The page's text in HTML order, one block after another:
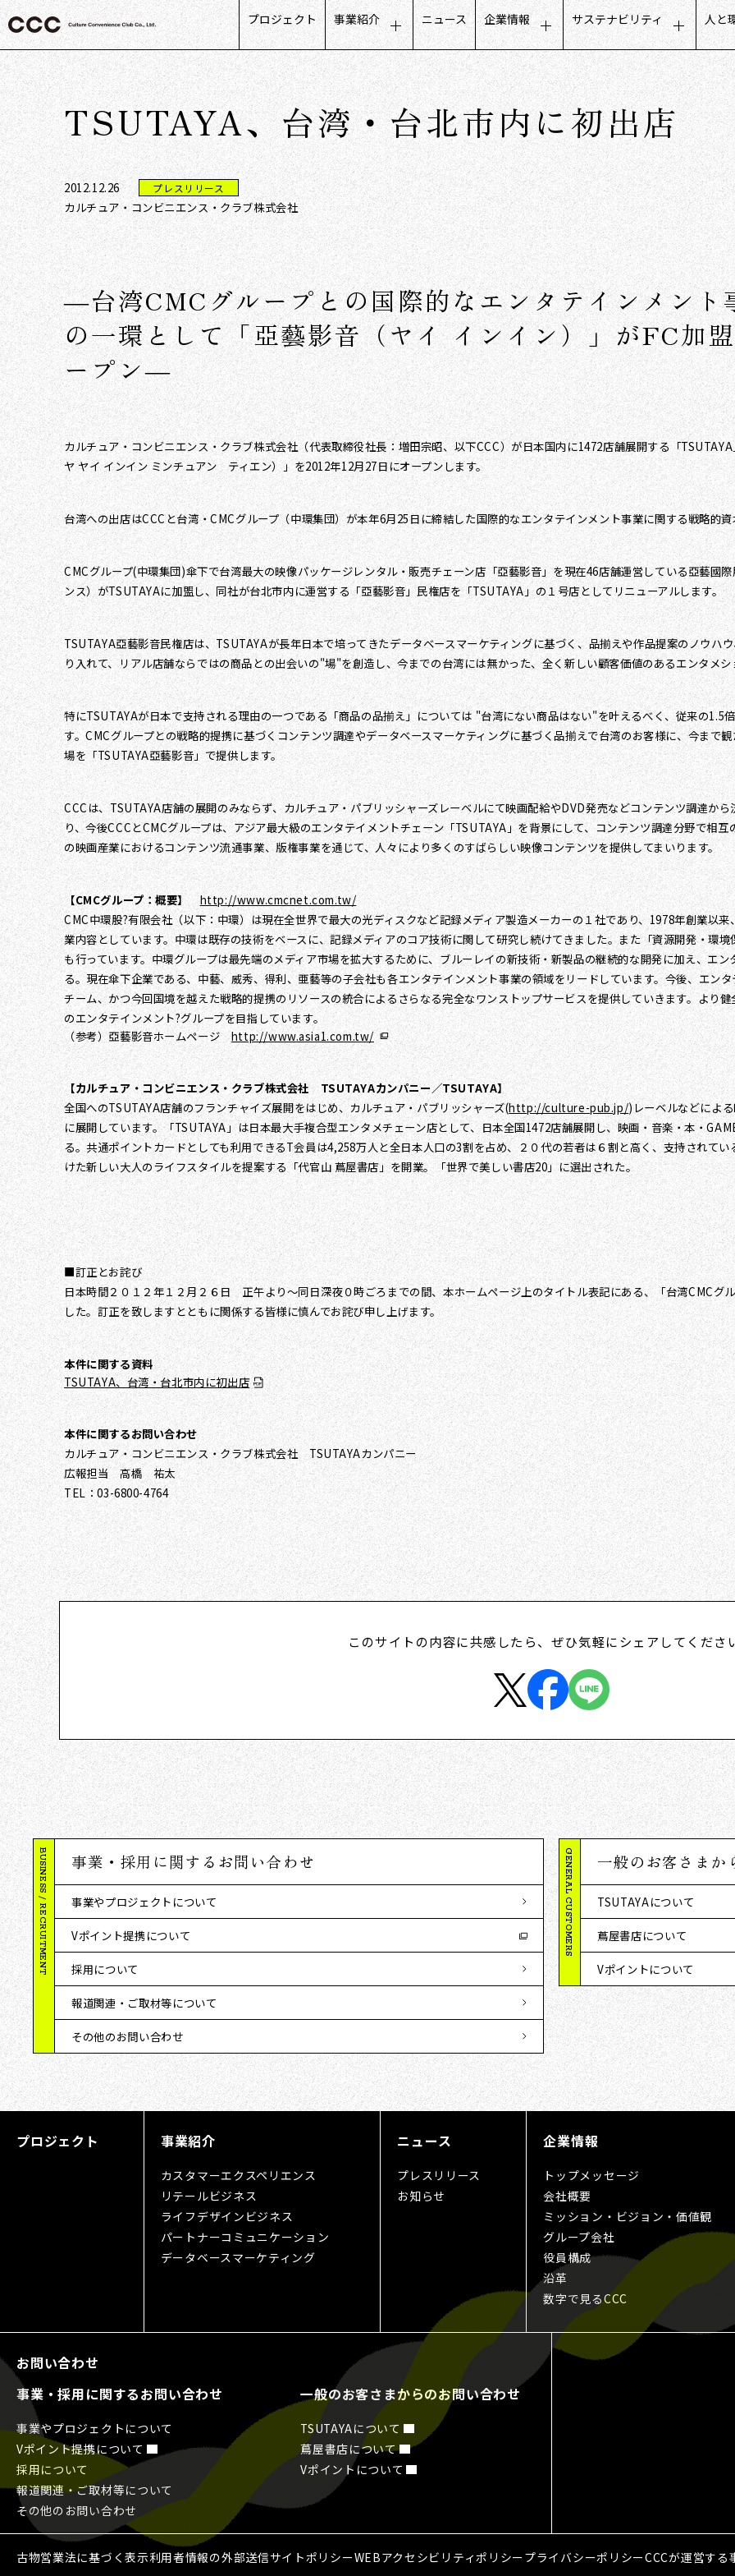
プロジェクト 事業紹介
カスタマーエクスペリエンス
リテールビジネス
ライフデザインビジネス
パートナーコミュニケーション
データベースマーケティング
ニュース 企業情報
トップメッセージ
会社概要
ミッション・ビジョン・価値観
グループ会社
役員構成
沿革
数字で見るCCC
サステナビリティ
サステナビリティに関するメ
公平でインクルーシブな取り
地域社会との取り組み
ガバナンスについて
人と
募
人
働
社
TSUTAYA、台湾・台北市内に初出店
2012.12.26 プレスリリース
カルチュア・コンビニエンス・クラブ株式会社
―台湾CMCグループとの国際的なエンタテインメント
の一環として「亞藝影音（ヤイ インイン）」がFC加
ープン―
カルチュア・コンビニエンス・クラブ株式会社（代表取締役社長：増田宗昭、以下CCC）が日本国内に1472店舗展開する「
ヤ ヤイ インイン ミンチュアン ティエン）」を2012年12月27日にオープンします。
台湾への出店はCCCと台湾・CMCグループ（中環集団）が本年6月25日に締結した国際的なエンタテインメント事業に関する戦略的
CMCグループ(中環集団)傘下で台湾最大の映像パッケージレンタル・販売チェーン店「亞藝影音」を現在46店舗運営している亞
ンス）がTSUTAYAに加盟し、同社が台北市内に運営する「亞藝影音」民権店を「TSUTAYA」の１号店としてリニューアルします。
TSUTAYA亞藝影音民権店は、TSUTAYAが長年日本で培ってきたデータベースマーケティングに基づく、品揃えや作品提案のノウハ
り入れて、リアル店舗ならではの商品との出会いの"場"を創造し、今までの台湾には無かった、全く新しい顧客価値のあるエンタメ
特にTSUTAYAが日本で支持される理由の一つである「商品の品揃え」については "台湾にない商品はない"を叶えるべく、従来の1.5
す。CMCグループとの戦略的提携に基づくコンテンツ調達やデータベースマーケティングに基づく品揃えで台湾のお客様に、今まで
場を「TSUTAYA亞藝影音」で提供します。
CCCは、TSUTAYA店舗の展開のみならず、カルチュア・パブリッシャーズレーベルにて映画配給やDVD発売などコンテンツ調達か
り、今後CCCとCMCグループは、アジア最大級のエンタテイメントチェーン「TSUTAYA」を背景にして、コンテンツ調達分野で相
の映画産業におけるコンテンツ流通事業、版権事業を通じて、人々により多くのすばらしい映像コンテンツを提供してまいります。
【CMCグループ：概要】
http://www.cmcnet.com.tw/
CMC中環股?有限会社（以下：中環）は現在全世界で最大の光ディスクなど記録メディア製造メーカーの１社であり、1978年創業以
業内容としています。中環は既存の技術をベースに、記録メディアのコア技術に関して研究し続けてきました。また「資源開発・環
も行っています。中環グループは最先端のメディア市場を拡大するために、ブルーレイの新技術・新製品の継続的な開発に加え、エ
る。現在傘下企業である、中藝、威秀、得利、亜藝等の子会社も各エンタテインメント事業の領域をリードしています。今後、エン
チーム、かつ今回国境を越えた戦略的提携のリソースの統合によるさらなる完全なワンストップサービスを提供していきます。より
のエンタテインメント?グループを目指しています。
（参考）亞藝影音ホームページhttp://www.asia1.com.tw/
【カルチュア・コンビニエンス・クラブ株式会社 TSUTAYAカンパニー／TSUTAYA】
全国へのTSUTAYA店舗のフランチャイズ展開をはじめ、カルチュア・パブリッシャーズ(http://culture-pub.jp/)レーベルなどによ
に展開しています。「TSUTAYA」は日本最大手複合型エンタメチェーン店として、日本全国1472店舗展開し、映画・音楽・本・
る。共通ポイントカードとしても利用できるT会員は4,258万人と全日本人口の3割を占め、２０代の若者は６割と高く、支持されて
けた新しい大人のライフスタイルを提案する「代官山 蔦屋書店」を開業。「世界で美しい書店20」に選出された。
■訂正とお詫び
日本時間２０１２年１２月２６日 正午より～同日深夜０時ごろまでの間、本ホームページ上のタイトル表記にある、「台湾CMCグ
した。訂正を致しますとともに関係する皆様に慎んでお詫び申し上げます。
本件に関する資料
TSUTAYA、台湾・台北市内に初出店
本件に関するお問い合わせ
カルチュア・コンビニエンス・クラブ株式会社 TSUTAYAカンパニー
広報担当 高橋 祐太
TEL：03-6800-4764
このサイトの内容に共感したら、 ぜひ気軽にシェアしてくださ
BUSINESS / RECRUITMENT 事業・採用に関するお問い合わせ
事業やプロジェクトについて
Vポイント提携について
採用について
報道関連・ご取材等について
その他のお問い合わせ
GENERAL CUSTOMERS 一般のお客さまか
TSUTAYAについて
蔦屋書店について
Vポイントについて
プロジェクト 事業紹介
カスタマーエクスペリエンス
リテールビジネス
ライフデザインビジネス
パートナーコミュニケーション
データベースマーケティング
ニュース
プレスリリース
お知らせ
企業情報
トップメッセージ
会社概要
ミッション・ビジョン・価値観
グループ会社
役員構成
沿革
数字で見るCCC
お問い合わせ
事業・採用に関するお問い合わせ
事業やプロジェクトについて
Vポイント提携について
採用について
報道関連・ご取材等について
その他のお問い合わせ
一般のお客さまからのお問い合わせ
TSUTAYAについて
蔦屋書店について
Vポイントについて
古物営業法に基づく表示利用者情報の外部送信サイトポリシーWEBアクセシビリティポリシー プライバシーポリシーCCCが運営する